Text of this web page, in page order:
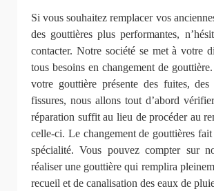
Si vous souhaitez remplacer vos
des gouttières plus performantes,
contacter. Notre société se met à votre
tous besoins en changement de
votre gouttière présente des fuites, des
fissures, nous allons tout d’abord
réparation suffit au lieu de procéder au
celle-ci. Le changement de gouttières
spécialité. Vous pouvez compter sur
réaliser une gouttière qui remplira
recueil et de canalisation des eaux de